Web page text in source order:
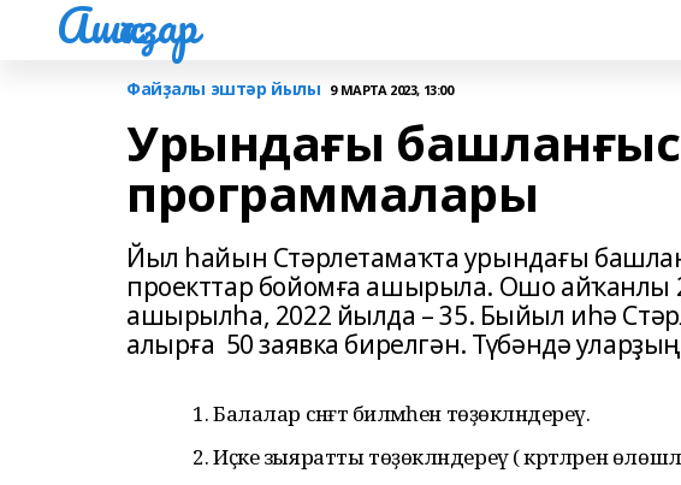
Ашҡаҙар
Файҙалы эштәр йылы 9 МАРТА 2023, 13:00
Урындағы
программалары
Йыл һайын Стәрлетамаҡта урындағы
проекттар бойомға ашырыла. Ошо айҡанлы
ашырылһа, 2022 йылда – 35. Быйыл иһә
алырға 50 заявка бирелгән. Түбәндә
Балалар сәнғәт биләмәһен төҙөкләндереү.
Иҫке зыяратты төҙөкләндереү ( кәртәләрен